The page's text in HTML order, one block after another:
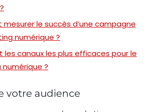
le succès d’une campagne
numérique ?
les canaux les plus efficaces pour le
?
votre audience